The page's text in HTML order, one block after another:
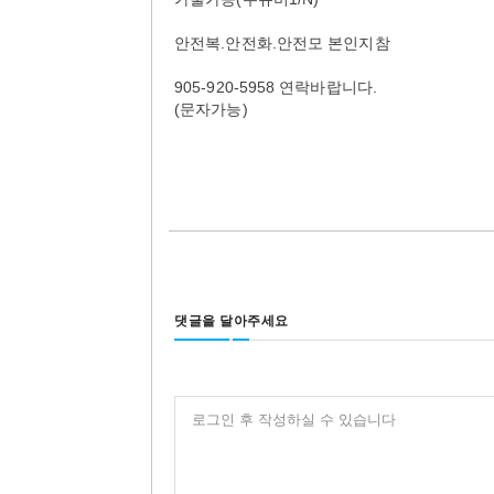
안전복.안전화.안전모 본인지참
905-920-5958 연락바랍니다.
(문자가능)
댓글을 달아주세요
로그인 후 작성하실 수 있습니다